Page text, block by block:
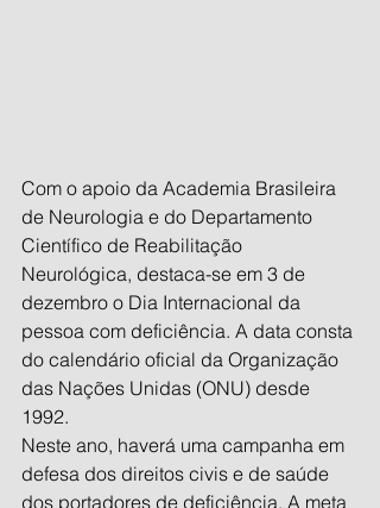
Com o apoio da Academia Brasileira
de Neurologia e do Departamento
Científico de Reabilitação
Neurológica, destaca-se em 3 de
dezembro o Dia Internacional da
pessoa com deficiência. A data consta
do calendário oficial da Organização
das Nações Unidas (ONU) desde
1992.
Neste ano, haverá uma campanha em
defesa dos direitos civis e de saúde
dos portadores de deficiência. A meta